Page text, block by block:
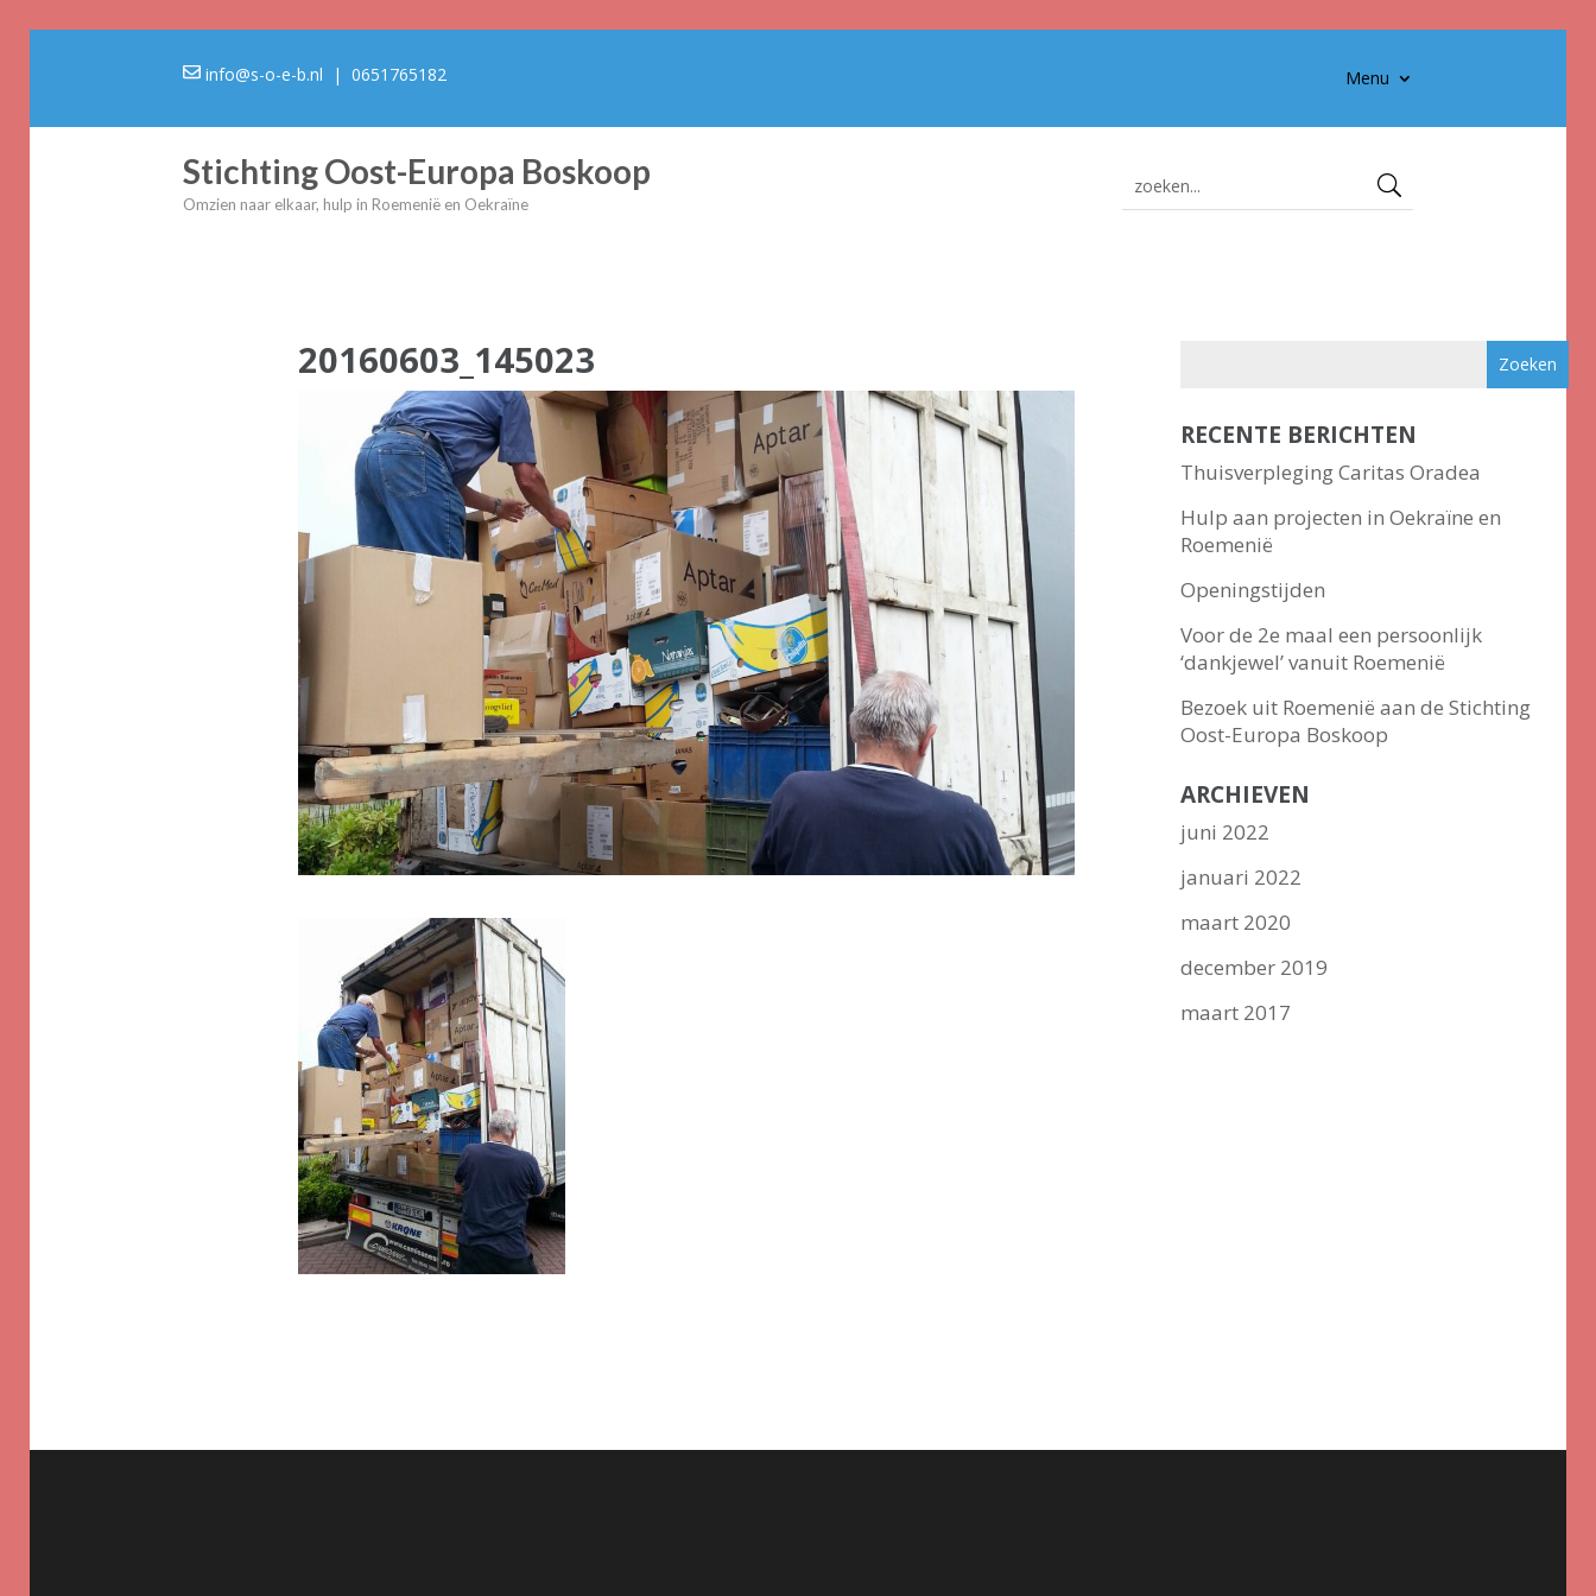
info@s-o-e-b.nl | 0651765182 Menu
Stichting Oost-Europa Boskoop
Omzien naar elkaar, hulp in Roemenië en Oekraïne
20160603_145023
RECENTE BERICHTEN
Thuisverpleging Caritas Oradea
Hulp aan projecten in Oekraïne en
Roemenië
Openingstijden
Voor de 2e maal een persoonlijk
‘dankjewel’ vanuit Roemenië
Bezoek uit Roemenië aan de Stichting
Oost-Europa Boskoop
ARCHIEVEN
juni 2022
januari 2022
maart 2020
december 2019
maart 2017